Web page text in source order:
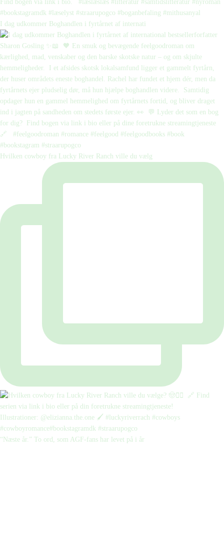
I dag udkommer Boghandlen i fyrtårnet af internati
Hvilken cowboy fra Lucky River Ranch ville du vælg
“Næste år.” To ord, som AGF-fans har levet på i år